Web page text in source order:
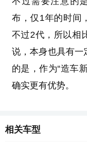
布，仅1年的时间
不过2代，所以相
说，本身也具有一
的是，作为“造车
确实更有优势。
相关车型